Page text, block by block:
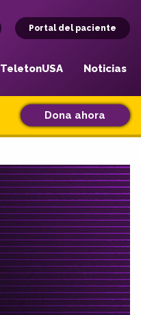
Portal del paciente
TeletonUSA Noticias
Dona ahora